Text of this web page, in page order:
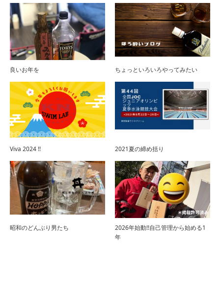
良いお年を ちょっといろいろやってみたい
Viva 2024 !! 2021夏の締め括り
昭和のどんぶり男たち
2026年始動!!自己管理から始める1
年